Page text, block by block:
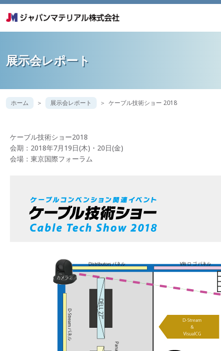
展示会レポート
ホーム 展示会レポート ケーブル技術ショー 2018
ケーブル技術ショー2018
会期：2018年7月19日(木)・20日(金)
会場：東京国際フォーラム